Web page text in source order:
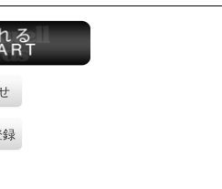
録